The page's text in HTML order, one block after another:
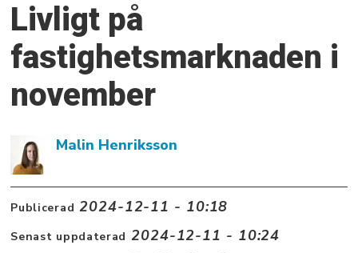
Livligt på
fastighetsmarknaden i
november
Malin Henriksson
Publicerad 2024-12-11 - 10:18
Senast uppdaterad 2024-12-11 - 10:24